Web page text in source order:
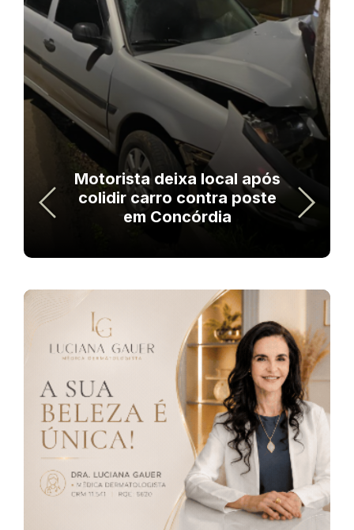
Motorista deixa local após
colidir carro contra poste
em Concórdia